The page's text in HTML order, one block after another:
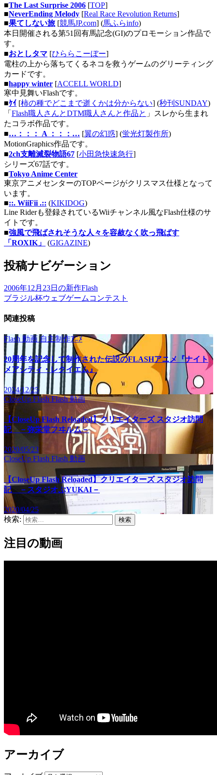
■The Last Surprise 2006 [TOP]
■NeverEnding Melody [Real Race Revolution Returns]
■果てしない旅 [競馬JP.com] (馬ふらinfo)
本日開催される第51回有馬記念(GI)のプロモーション作品で
す。
■おとしタマ [ひららこーぼー]
電柱の上から落ちてくるネコを救うゲームのグリーティング
カードです。
■happy winter [ACCELL WORLD]
寒中見舞いFlashです。
■ｹｲ [柿の種でどこまで逝くかは分からない] (秒刊SUNDAY)
「 Flash職人さんとDTM職人さんと作品と 」スレから生まれ
たコラボ作品です。
■…：：： A ：：：… [翼の幻惑] (蛍光灯製作所)
MotionGraphics作品です。
■2ch支離滅裂物語67 [小田急快速急行]
シリーズ67話です。
■Tokyo Anime Center
東京アニメセンターのTOPページがクリスマス仕様となって
います。
■::. WiiFii .:: (KIKIDOG)
Line Riderも登録されているWiiチャンネル風なFlash仕様のサ
イトです。
■強風で飛ばされそうな人々を容赦なく吹っ飛ばす
「ROXIK」
(GIGAZINE)
投稿ナビゲーション
2006年12月23日の新作Flash
ブラジル杯ウェブゲームコンテスト
関連投稿
Flash 動画自主制作ｱﾆﾒ
20周年を記念して制作された伝説のFLASHアニメ『ナイト
メアシティ・レクイエム』
2024/12/25
CloseUp FlashFlash動画
【CloseUp Flash Reloaded】クリエイターズ スタジオ訪問
記 －弥栄堂フヰルム－
2020/05/23
CloseUp Flash Flash 動画
【CloseUp Flash Reloaded】クリエイターズ スタジオ訪問
記 －スタジオぷYUKAI－
2020/04/25
検索:
注目の動画
アーカイブ